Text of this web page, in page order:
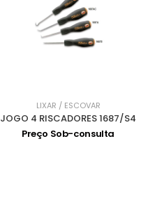
LIXAR / ESCOVAR
JOGO 4 RISCADORES 1687/S4
Preço Sob-consulta